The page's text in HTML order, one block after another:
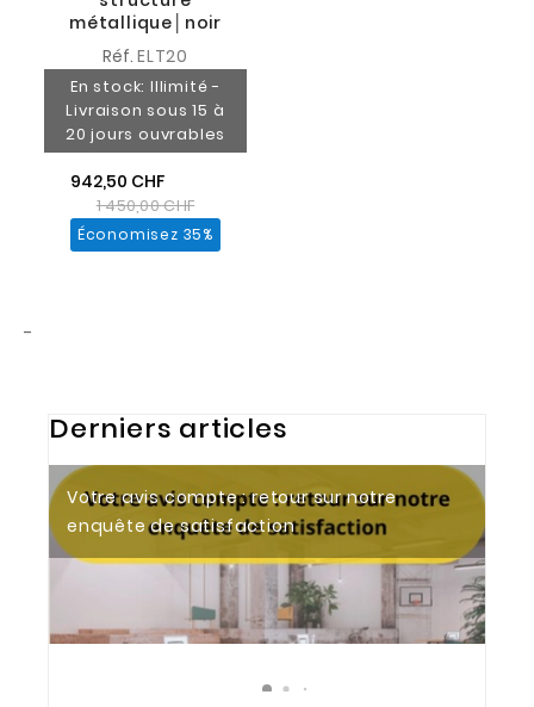
métallique│noir
Réf. ELT20
En stock: Illimité -
Livraison sous 15 à
20 jours ouvrables
942,50 CHF
1 450,00 CHF
Économisez 35%
-
Derniers articles
Votre avis compte : retour sur notre
enquête de satisfaction
Tendances 2026 : aménager des bureaux
modernes et ergonomiques
Le bureau électrique : un allié essentiel
pour votre espace de travail